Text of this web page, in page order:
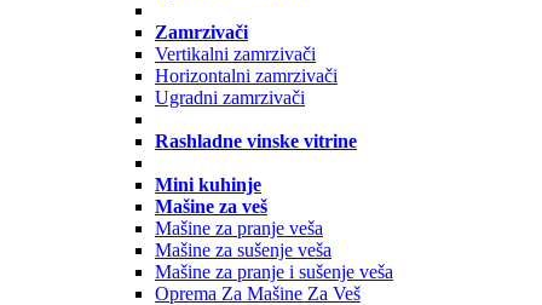
Zamrzivači
Vertikalni zamrzivači
Horizontalni zamrzivači
Ugradni zamrzivači
Rashladne vinske vitrine
Mini kuhinje
Mašine za veš
Mašine za pranje veša
Mašine za sušenje veša
Mašine za pranje i sušenje veša
Oprema Za Mašine Za Veš